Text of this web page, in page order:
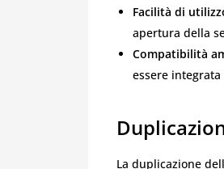
Facilità di
apertura della
Compatibilità
essere
La duplicazione